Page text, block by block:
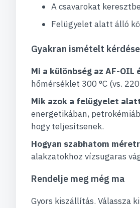
A csavarokat
Felügyelet alatt álló
Gyakran ismételt
Mi a különbség az AF-OIL
hőmérséklet 300 °C (vs.
Mik azok a felügyelet
energetikában,
hogy teljesítsenek.
Hogyan szabhatom
alakzatokhoz vízsugaras
Rendelje meg még ma
Gyors kiszállítás. Válassza